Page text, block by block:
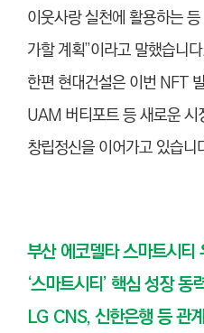
이웃사랑 실천에 활용하는
가할 계획”이라고 말했습니
한편 현대건설은 이번 NFT
UAM 버티포트 등 새로운 시
창립정신을 이어가고 있습니
부산 에코델타 스마트시티
‘스마트시티’ 핵심 성장 동
LG CNS, 신한은행 등 관